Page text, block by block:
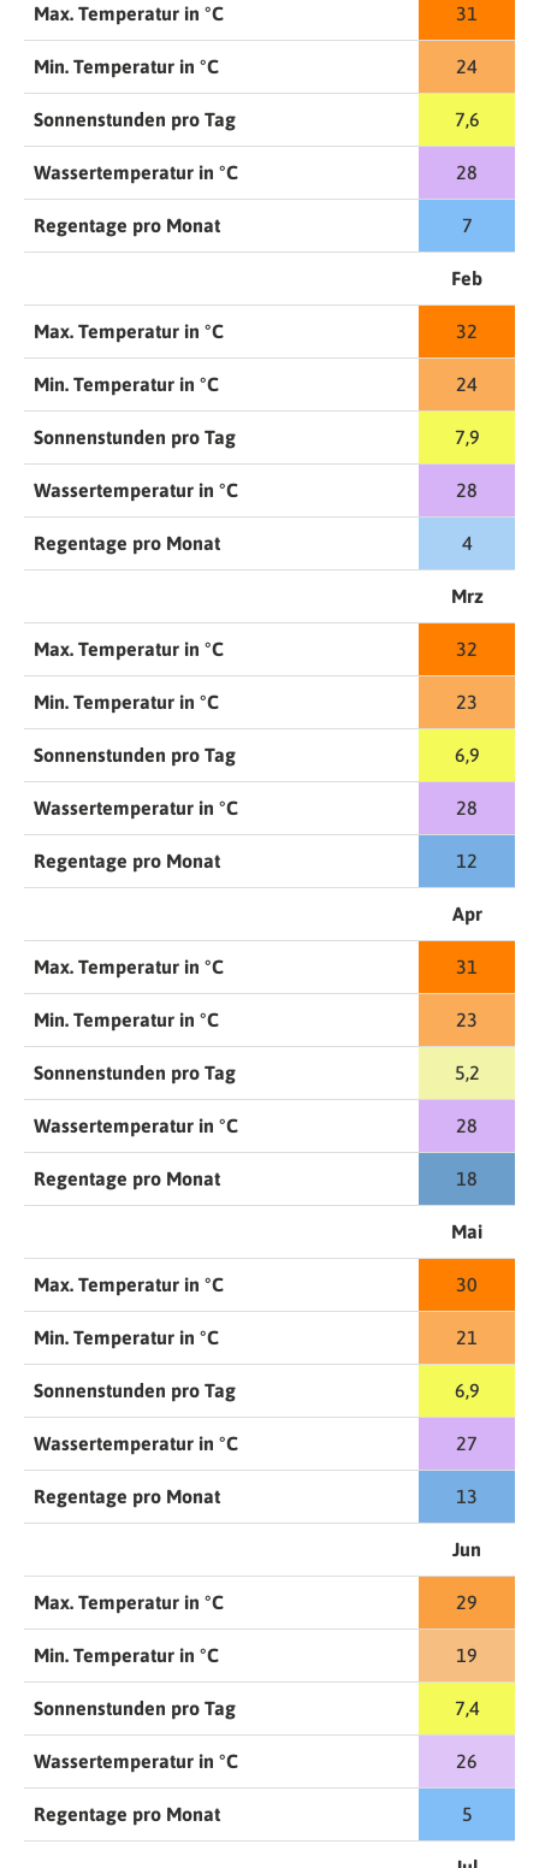
Max. Temperatur in °C 31
Min. Temperatur in °C 24
Sonnenstunden pro Tag 7,6
Wassertemperatur in °C 28
Regentage pro Monat 7
Feb
Max. Temperatur in °C 32
Min. Temperatur in °C 24
Sonnenstunden pro Tag 7,9
Wassertemperatur in °C 28
Regentage pro Monat 4
Mrz
Max. Temperatur in °C 32
Min. Temperatur in °C 23
Sonnenstunden pro Tag 6,9
Wassertemperatur in °C 28
Regentage pro Monat 12
Apr
Max. Temperatur in °C 31
Min. Temperatur in °C 23
Sonnenstunden pro Tag 5,2
Wassertemperatur in °C 28
Regentage pro Monat 18
Mai
Max. Temperatur in °C 30
Min. Temperatur in °C 21
Sonnenstunden pro Tag 6,9
Wassertemperatur in °C 27
Regentage pro Monat 13
Jun
Max. Temperatur in °C 29
Min. Temperatur in °C 19
Sonnenstunden pro Tag 7,4
Wassertemperatur in °C 26
Regentage pro Monat 5